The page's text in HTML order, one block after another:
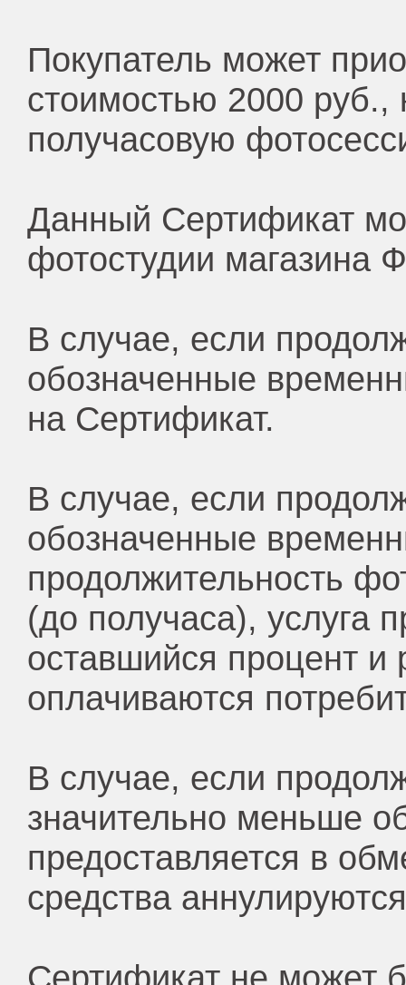
Покупатель может
стоимостью 2000 руб.,
получасовую
Данный Сертификат
фотостудии магазина
В случае, если
обозначенные
на Сертификат.
В случае, если
обозначенные
продолжительность
(до получаса), услуга
оставшийся процент и
оплачиваются
В случае, если
значительно меньше
предоставляется в
средства